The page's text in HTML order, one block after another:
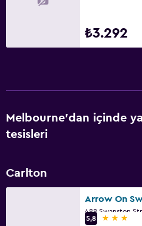
₺3.292
Melbourne'dan içinde
tesisleri
Carlton
Arrow On
5,8
3 yıldız